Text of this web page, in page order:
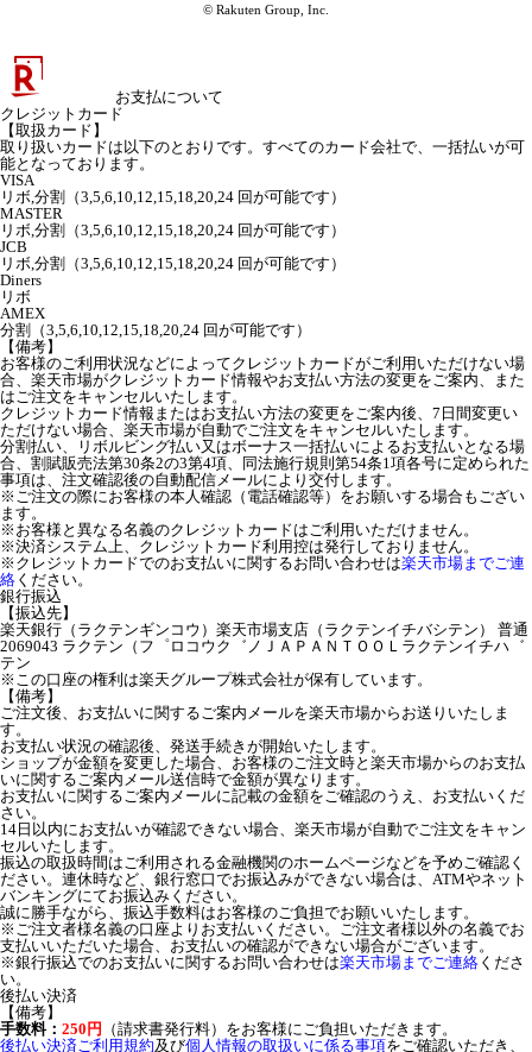
© Rakuten Group, Inc.
お支払について
クレジットカード
【取扱カード】
取り扱いカードは以下のとおりです。すべてのカード会社で、一括払いが可
能となっております。
VISA
リボ,分割（3,5,6,10,12,15,18,20,24 回が可能です）
MASTER
リボ,分割（3,5,6,10,12,15,18,20,24 回が可能です）
JCB
リボ,分割（3,5,6,10,12,15,18,20,24 回が可能です）
Diners
リボ
AMEX
分割（3,5,6,10,12,15,18,20,24 回が可能です）
【備考】
お客様のご利用状況などによってクレジットカードがご利用いただけない場
合、楽天市場がクレジットカード情報やお支払い方法の変更をご案内、また
はご注文をキャンセルいたします。
クレジットカード情報またはお支払い方法の変更をご案内後、7日間変更い
ただけない場合、楽天市場が自動でご注文をキャンセルいたします。
分割払い、リボルビング払い又はボーナス一括払いによるお支払いとなる場
合、割賦販売法第30条2の3第4項、同法施行規則第54条1項各号に定められた
事項は、注文確認後の自動配信メールにより交付します。
※ご注文の際にお客様の本人確認（電話確認等）をお願いする場合もござい
ます。
※お客様と異なる名義のクレジットカードはご利用いただけません。
※決済システム上、クレジットカード利用控は発行しておりません。
※クレジットカードでのお支払いに関するお問い合わせは楽天市場までご連
絡 ください。
銀行振込
【振込先】
楽天銀行（ラクテンギンコウ）楽天市場支店（ラクテンイチバシテン） 普通
2069043 ラクテン（フ゜ロコウク゛ノＪＡＰＡＮＴＯＯＬラクテンイチハ゛
テン
※この口座の権利は楽天グループ株式会社が保有しています。
【備考】
ご注文後、お支払いに関するご案内メールを楽天市場からお送りいたしま
す。
お支払い状況の確認後、発送手続きが開始いたします。
ショップが金額を変更した場合、お客様のご注文時と楽天市場からのお支払
いに関するご案内メール送信時で金額が異なります。
お支払いに関するご案内メールに記載の金額をご確認のうえ、お支払いくだ
さい。
14日以内にお支払いが確認できない場合、楽天市場が自動でご注文をキャン
セルいたします。
振込の取扱時間はご利用される金融機関のホームページなどを予めご確認く
ださい。連休時など、銀行窓口でお振込みができない場合は、ATMやネット
バンキングにてお振込みください。
誠に勝手ながら、振込手数料はお客様のご負担でお願いいたします。
※ご注文者様名義の口座よりお支払いください。ご注文者様以外の名義でお
支払いいただいた場合、お支払いの確認ができない場合がございます。
※銀行振込でのお支払いに関するお問い合わせは楽天市場までご連絡 くださ
い。
後払い決済
【備考】
手数料： 250円 （請求書発行料）をお客様にご負担いただきます。
後払い決済ご利用規約及び個人情報の取扱いに係る事項をご確認いただき、